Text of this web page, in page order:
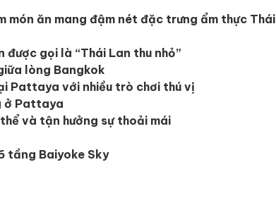
món ăn mang đậm nét đặc trưng ẩm thực Thái
được gọi là “Thái Lan thu nhỏ”
lòng Bangkok
Pattaya với nhiều trò chơi thú vị
ở Pattaya
và tận hưởng sự thoải mái
tầng Baiyoke Sky